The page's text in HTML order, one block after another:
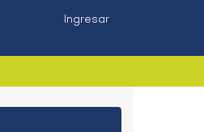
Ingresar